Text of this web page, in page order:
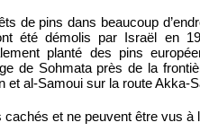
de pins dans beaucoup
été démolis par Israël en
planté des pins
de Sohmata près de la
et al-Samoui sur la route Akka-
et ne peuvent être vus à